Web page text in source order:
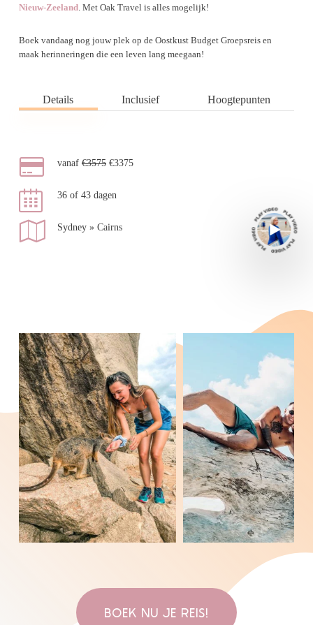
Nieuw-Zeeland. Met Oak Travel is alles mogelijk!
Boek vandaag nog jouw plek op de Oostkust Budget Groepsreis en
maak herinneringen die een leven lang meegaan!
Details Inclusief Hoogtepunten
vanaf €3575€3375
36 of 43 dagen
Sydney » Cairns
BOEK NU JE REIS!